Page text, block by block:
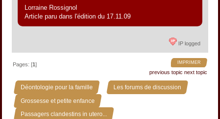
Lorraine Rossignol
Article paru dans l'édition du 17.11.09
IP logged
IMPRIMER
Pages: [1]
previous topic next topic
Déontologie pour la famille » Les forums de discussion »
Grossesse et petite enfance »
Passagers clandestins in utero...